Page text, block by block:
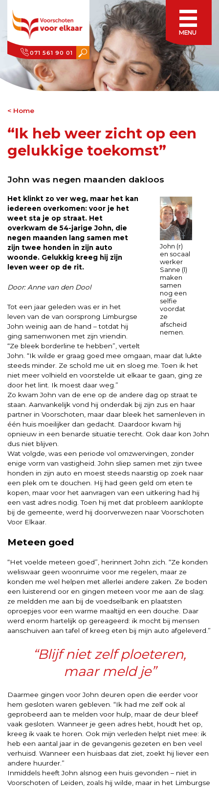
071 561 90 01
Home
“Ik heb weer zicht op een
gelukkige toekomst”
John was negen maanden dakloos
John (r)
en socaal
werker
Sanne (l)
maken
samen
nog een
selfie
voordat
ze
afscheid
nemen.
Het klinkt zo ver weg, maar het kan
iedereen overkomen: voor je het
weet sta je op straat. Het
overkwam de 54-jarige John, die
negen maanden lang samen met
zijn twee honden in zijn auto
woonde. Gelukkig kreeg hij zijn
leven weer op de rit.
Door: Anne van den Dool
Tot een jaar geleden was er in het
leven van de van oorsprong Limburgse
John weinig aan de hand – totdat hij
ging samenwonen met zijn vriendin.
“Ze bleek borderline te hebben”, vertelt
John. “Ik wilde er graag goed mee omgaan, maar dat lukte
steeds minder. Ze schold me uit en sloeg me. Toen ik het
niet meer volhield en voorstelde uit elkaar te gaan, ging ze
door het lint. Ik moest daar weg.”
Zo kwam John van de ene op de andere dag op straat te
staan. Aanvankelijk vond hij onderdak bij zijn zus en haar
partner in Voorschoten, maar daar bleek het samenleven in
één huis moeilijker dan gedacht. Daardoor kwam hij
opnieuw in een benarde situatie terecht. Ook daar kon John
dus niet blijven.
Wat volgde, was een periode vol omzwervingen, zonder
enige vorm van vastigheid. John sliep samen met zijn twee
honden in zijn auto en moest steeds naarstig op zoek naar
een plek om te douchen. Hij had geen geld om eten te
kopen, maar voor het aanvragen van een uitkering had hij
een vast adres nodig. Toen hij met dat probleem aanklopte
bij de gemeente, werd hij doorverwezen naar Voorschoten
Voor Elkaar.
Meteen goed
“Het voelde meteen goed”, herinnert John zich. “Ze konden
weliswaar geen woonruime voor me regelen, maar ze
konden me wel helpen met allerlei andere zaken. Ze boden
een luisterend oor en gingen meteen voor me aan de slag:
ze meldden me aan bij de voedselbank en plaatsten
oproepjes voor een warme maaltijd en een douche. Daar
werd enorm hartelijk op gereageerd: ik mocht bij mensen
aanschuiven aan tafel of kreeg eten bij mijn auto afgeleverd.”
“Blijf niet zelf ploeteren,
maar meld je”
Daarmee gingen voor John deuren open die eerder voor
hem gesloten waren gebleven. “Ik had me zelf ook al
geprobeerd aan te melden voor hulp, maar de deur bleef
vaak gesloten. Wanneer je geen adres hebt, houdt het op,
kreeg ik vaak te horen. Ook mijn verleden helpt niet mee: ik
heb een aantal jaar in de gevangenis gezeten en ben veel
verhuisd. Wanneer een huisbaas dat ziet, zoekt hij liever een
andere huurder.”
Inmiddels heeft John alsnog een huis gevonden – niet in
Voorschoten of Leiden, zoals hij wilde, maar in het Limburgse
MENU